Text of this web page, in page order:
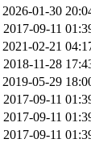
2026-01-30
2017-09-11
2021-02-21
2018-11-28
2019-05-29
2017-09-11
2017-09-11
2017-09-11